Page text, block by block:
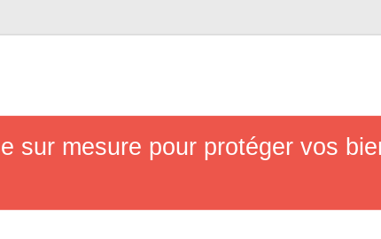
sur mesure pour protéger vos